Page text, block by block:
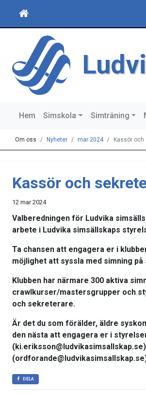
Hem Simskola Simträning
Om oss Nyheter mar 2024 Kassör
Kassör och
12 mar 2024
Valberedningen för Ludvika
arbete i Ludvika simsällskaps
Ta chansen att engagera er i
möjlighet att syssla med simning
Klubben har närmare 300 aktiva
crawlkurser/mastersgrupper och
och sekreterare.
Är det du som förälder, äldre
den nästa att engagera er i
DELA